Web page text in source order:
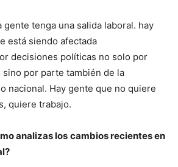
gente tenga una salida laboral. hay
está siendo afectada
decisiones políticas no solo por
por parte también de la
nacional. Hay gente que no quiere
quiere trabajo.
analizas los cambios recientes en